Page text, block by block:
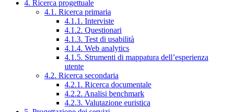
4. Ricerca progettuale
4.1. Ricerca primaria
4.1.1. Interviste
4.1.2. Questionari
4.1.3. Test di usabilità
4.1.4. Web analytics
4.1.5. Strumenti di mappatura dell’esperienza
utente
4.2. Ricerca secondaria
4.2.1. Ricerca documentale
4.2.2. Analisi benchmark
4.2.3. Valutazione euristica